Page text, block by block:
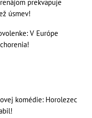
prekvapuje
úsmev!
V Európe
komédie: Horolezec